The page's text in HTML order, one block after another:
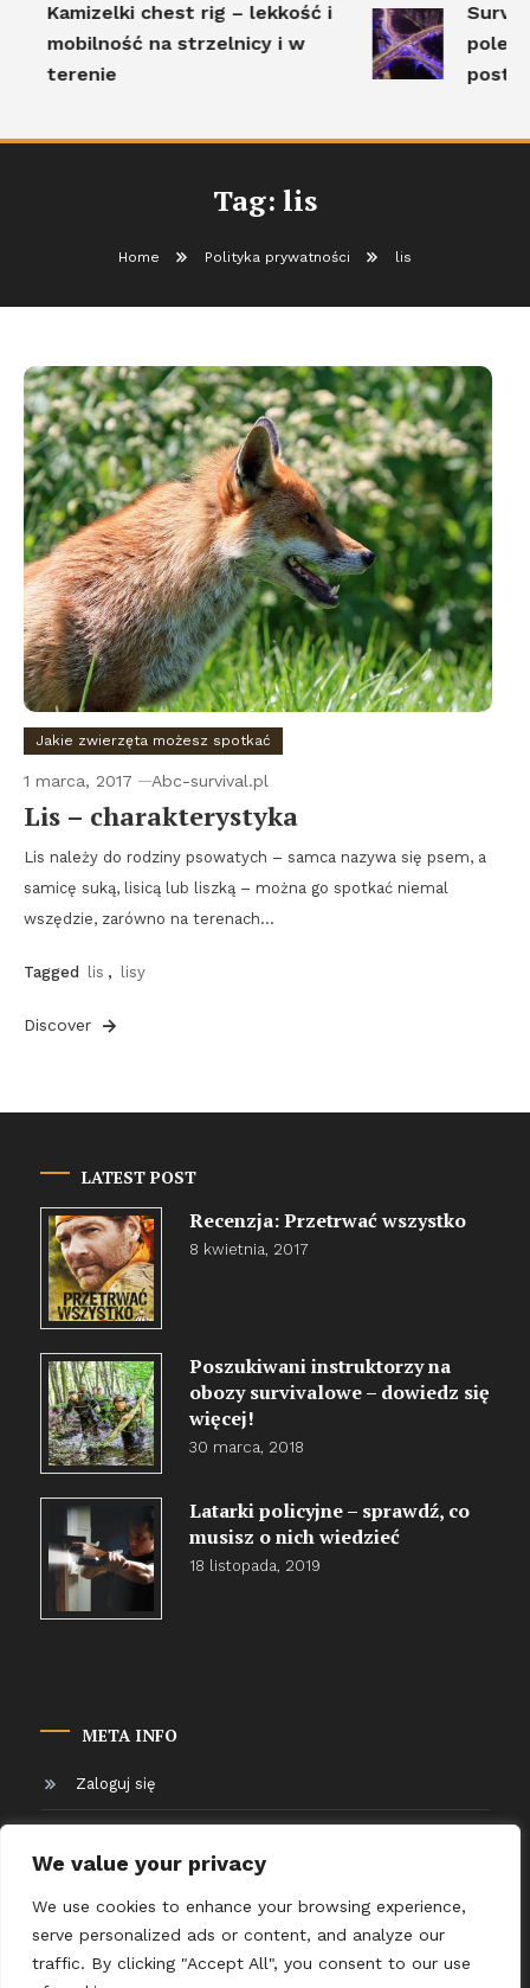
We value your privacy
We use cookies to enhance your browsing experience,
serve personalized ads or content, and analyze our
traffic. By clicking "Accept All", you consent to our use
Kamizelki chest rig – lekkość i
mobilność na strzelnicy i w
terenie
Tag: lis
Home Polityka prywatności lis
Jakie zwierzęta możesz spotkać
1 marca, 2017 Abc-survival.pl
Lis – charakterystyka
Lis należy do rodziny psowatych – samca nazywa się psem, a
samicę suką, lisicą lub liszką – można go spotkać niemal
wszędzie, zarówno na terenach…
Tagged lis , lisy
Discover
LATEST POST
Recenzja: Przetrwać wszystko
8 kwietnia, 2017
Poszukiwani instruktorzy na
obozy survivalowe – dowiedz się
więcej!
30 marca, 2018
Latarki policyjne – sprawdź, co
musisz o nich wiedzieć
18 listopada, 2019
META INFO
Zaloguj się
WordPress.org